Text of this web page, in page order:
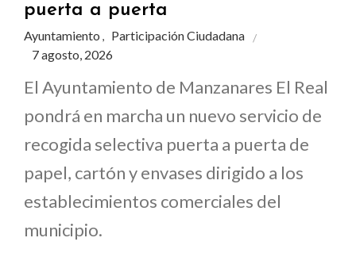
puerta a puerta
Ayuntamiento , Participación Ciudadana
7 agosto, 2026
El Ayuntamiento de Manzanares El Real
pondrá en marcha un nuevo servicio de
recogida selectiva puerta a puerta de
papel, cartón y envases dirigido a los
establecimientos comerciales del
municipio.